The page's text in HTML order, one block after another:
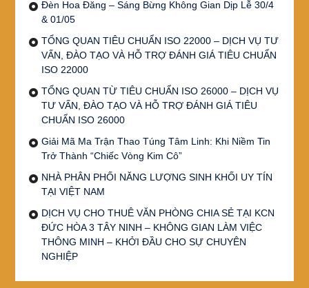
Đèn Hoa Đăng – Sáng Bừng Không Gian Dịp Lễ 30/4
& 01/05
TỔNG QUAN TIÊU CHUẨN ISO 22000 – DỊCH VỤ TƯ
VẤN, ĐÀO TẠO VÀ HỖ TRỢ ĐÁNH GIÁ TIÊU CHUẨN
ISO 22000
TỔNG QUAN TỪ TIÊU CHUẨN ISO 26000 – DỊCH VỤ
TƯ VẤN, ĐÀO TẠO VÀ HỖ TRỢ ĐÁNH GIÁ TIÊU
CHUẨN ISO 26000
Giải Mã Ma Trận Thao Túng Tâm Linh: Khi Niềm Tin
Trở Thành “Chiếc Vòng Kim Cô”
NHÀ PHÂN PHỐI NĂNG LƯỢNG SINH KHỐI UY TÍN
TẠI VIỆT NAM
DỊCH VỤ CHO THUÊ VĂN PHÒNG CHIA SẺ TẠI KCN
ĐỨC HÒA 3 TÂY NINH – KHÔNG GIAN LÀM VIỆC
THÔNG MINH – KHỞI ĐẦU CHO SỰ CHUYÊN
NGHIỆP